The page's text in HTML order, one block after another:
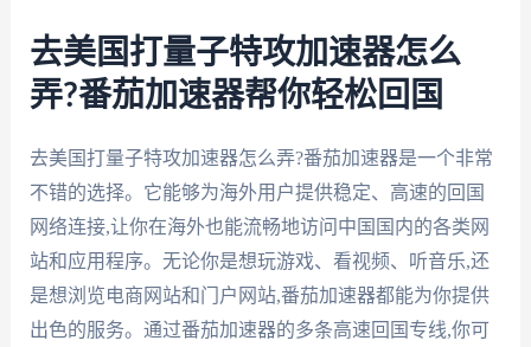
去美国打量子特攻加速器怎么
弄?番茄加速器帮你轻松回国
去美国打量子特攻加速器怎么弄?番茄加速器是一个非常
不错的选择。它能够为海外用户提供稳定、高速的回国
网络连接,让你在海外也能流畅地访问中国国内的各类网
站和应用程序。无论你是想玩游戏、看视频、听音乐,还
是想浏览电商网站和门户网站,番茄加速器都能为你提供
出色的服务。通过番茄加速器的多条高速回国专线,你可